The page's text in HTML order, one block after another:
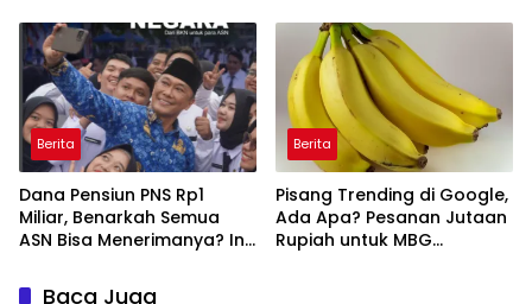
Berita
Dana Pensiun PNS Rp1
Miliar, Benarkah Semua
ASN Bisa Menerimanya? Ini
Berita
Pisang Trending di Google,
Ada Apa? Pesanan Jutaan
Rupiah untuk MBG
Baca Juga